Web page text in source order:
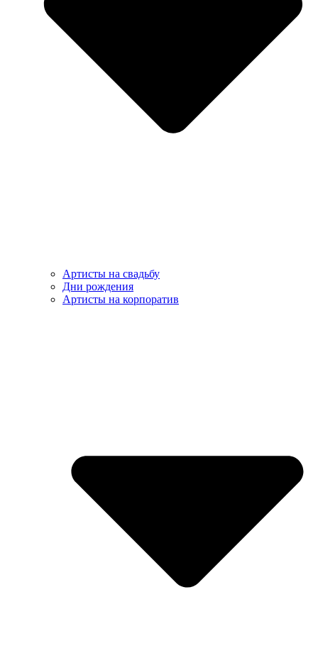
Артисты на свадьбу
Дни рождения
Артисты на корпоратив